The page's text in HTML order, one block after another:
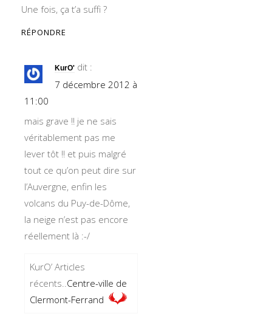
Une fois, ça t’a suffi ?
RÉPONDRE
KurO' dit :
7 décembre 2012 à
11:00
mais grave !! je ne sais
véritablement pas me
lever tôt !! et puis malgré
tout ce qu’on peut dire sur
l’Auvergne, enfin les
volcans du Puy-de-Dôme,
la neige n’est pas encore
réellement là :-/
KurO’ Articles
récents..Centre-ville de
Clermont-Ferrand